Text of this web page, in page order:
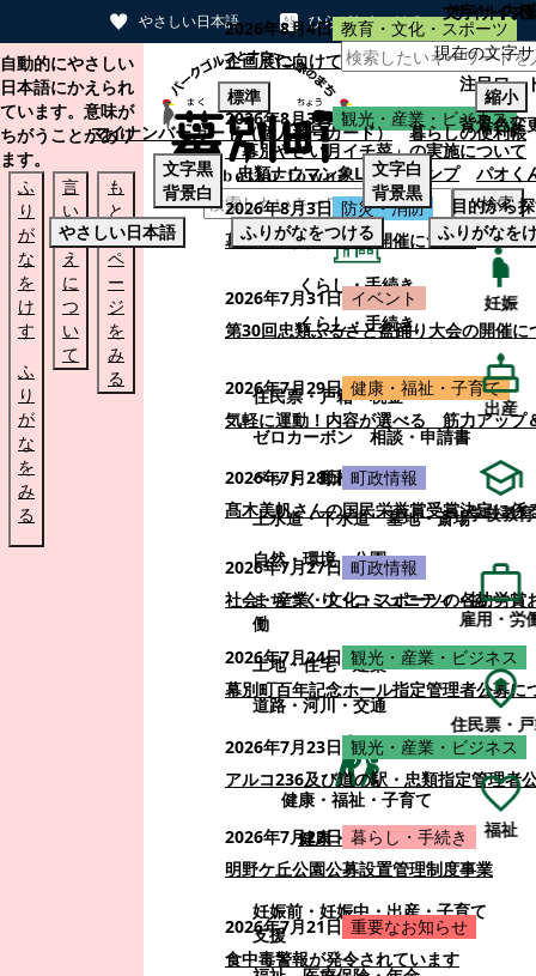
やさしい日本語 ひらがなをつける
本文へスキップする
自動的にやさしい
日本語にかえられ
ています。意味が
ちがうことがあり
ます。
ふ
り
が
な
を
け
す
ふ
り
が
な
を
み
る
言
い
替
え
に
つ
い
て
も
と
の
ペ
ー
ジ
を
み
る
検索
くらし・手続き
くらし・手続き
住民票・戸籍
税金
ゼロカーボン
相談・申請書
ペット・動植物
ごみ
上水道・下水道
墓地・斎場
自然・環境・公園
まちづくり・コミュニティ・協
働
土地・住宅・建築
道路・河川・交通
健康・福祉・子育て
健康・福祉・子育て
妊娠前・妊娠中・出産・子育て
支援
2026年8月4日 教育・文化・スポーツ
企画展に向けて：安東ウメ子さんとの思
2026年8月3日 観光・産業・ビジネス
「幕別やさい月イチ菜」の実施について
2026年8月3日 防災・消防
幕別町防災フェアの開催について
2026年7月31日 イベント
第30回忠類ふるさと盆踊り大会の開催に
2026年7月29日 健康・福祉・子育て
気軽に運動！内容が選べる 筋力アップ
2026年7月28日 町政情報
髙木美帆さんの国民栄誉賞受賞決定に係
2026年7月27日 町政情報
社会・産業・文化・スポーツの各功労
2026年7月24日 観光・産業・ビジネス
幕別町百年記念ホール指定管理者公募に
2026年7月23日 観光・産業・ビジネス
アルコ236及び道の駅・忠類指定管理者
2026年7月22日 暮らし・手続き
明野ケ丘公園公募設置管理制度事業
2026年7月21日 重要なお知らせ
食中毒警報が発令されています
サイト内
注目ワー
マイナンバーカード（個人番号カード）
暮らしの便利帳
忠類ナウマン象LINEスタンプ
パオく
目的から
妊娠
出産
学校教育
雇用・労
住民票・
福祉
文字サイズ
現在の文字
標準
縮小
背景色変
文字黒
背景白
文字白
背景黒
やさしい日本語
ふりがなをつける ふりがなを